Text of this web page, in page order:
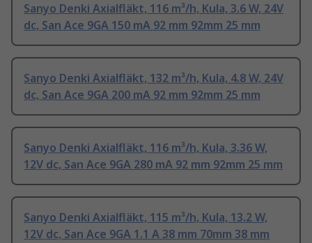
Sanyo Denki Axialfläkt, 116 m³/h, Kula, 3.6 W, 24V
dc, San Ace 9GA 150 mA 92 mm 92mm 25 mm
Sanyo Denki Axialfläkt, 132 m³/h, Kula, 4.8 W, 24V
dc, San Ace 9GA 200 mA 92 mm 92mm 25 mm
Sanyo Denki Axialfläkt, 116 m³/h, Kula, 3.36 W,
12V dc, San Ace 9GA 280 mA 92 mm 92mm 25 mm
Sanyo Denki Axialfläkt, 115 m³/h, Kula, 13.2 W,
12V dc, San Ace 9GA 1.1 A 38 mm 70mm 38 mm